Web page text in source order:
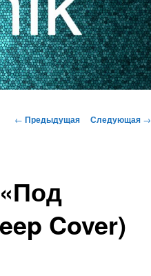
Навигация
← Предыдущая Следующая →
Cover)